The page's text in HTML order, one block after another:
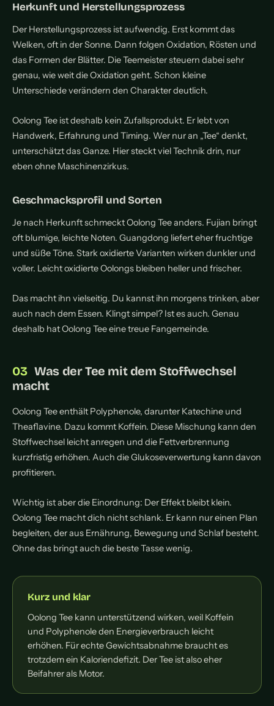
Herkunft und Herstellungsprozess
Der Herstellungsprozess ist aufwendig. Erst kommt das
Welken, oft in der Sonne. Dann folgen Oxidation, Rösten und
das Formen der Blätter. Die Teemeister steuern dabei sehr
genau, wie weit die Oxidation geht. Schon kleine
Unterschiede verändern den Charakter deutlich.
Oolong Tee ist deshalb kein Zufallsprodukt. Er lebt von
Handwerk, Erfahrung und Timing. Wer nur an „Tee“ denkt,
unterschätzt das Ganze. Hier steckt viel Technik drin, nur
eben ohne Maschinenzirkus.
Geschmacksprofil und Sorten
Je nach Herkunft schmeckt Oolong Tee anders. Fujian bringt
oft blumige, leichte Noten. Guangdong liefert eher fruchtige
und süße Töne. Stark oxidierte Varianten wirken dunkler und
voller. Leicht oxidierte Oolongs bleiben heller und frischer.
Das macht ihn vielseitig. Du kannst ihn morgens trinken, aber
auch nach dem Essen. Klingt simpel? Ist es auch. Genau
deshalb hat Oolong Tee eine treue Fangemeinde.
Was der Tee mit dem Stoffwechsel
macht
Oolong Tee enthält Polyphenole, darunter Katechine und
Theaflavine. Dazu kommt Koffein. Diese Mischung kann den
Stoffwechsel leicht anregen und die Fettverbrennung
kurzfristig erhöhen. Auch die Glukoseverwertung kann davon
profitieren.
Wichtig ist aber die Einordnung: Der Effekt bleibt klein.
Oolong Tee macht dich nicht schlank. Er kann nur einen Plan
begleiten, der aus Ernährung, Bewegung und Schlaf besteht.
Ohne das bringt auch die beste Tasse wenig.
Kurz und klar
Oolong Tee kann unterstützend wirken, weil Koffein
und Polyphenole den Energieverbrauch leicht
erhöhen. Für echte Gewichtsabnahme braucht es
trotzdem ein Kaloriendefizit. Der Tee ist also eher
Beifahrer als Motor.